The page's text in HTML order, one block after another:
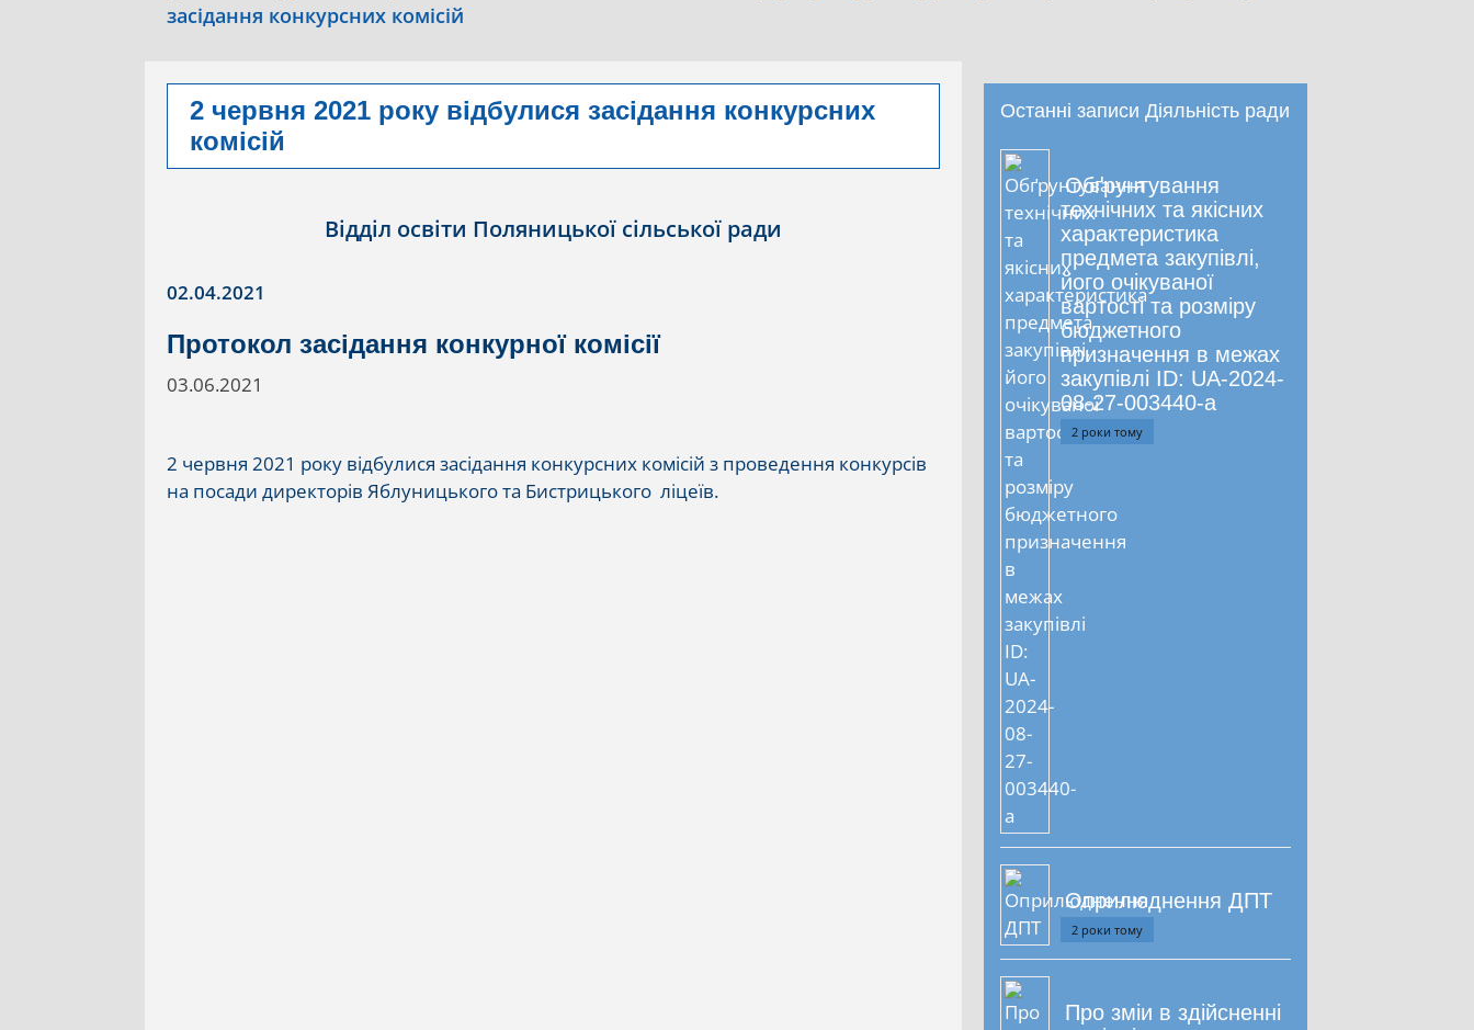
засідання конкурсних комісій
2 червня 2021 року відбулися засідання конкурсних
комісій
Відділ освіти Поляницької сільської ради
02.04.2021
Протокол засідання конкурної комісії
03.06.2021
2 червня 2021 року відбулися засідання конкурсних комісій з проведення конкурсів
на посади директорів Яблуницького та Бистрицького ліцеїв.
Останні записи Діяльність ради
Обґрунтування
технічних та якісних
характеристика
предмета закупівлі,
його очікуваної
вартості та розміру
бюджетного
призначення в межах
закупівлі ID: UA-2024-
08-27-003440-a
2 роки тому
Оприлюднення ДПТ
2 роки тому
Про зміи в здійсненні